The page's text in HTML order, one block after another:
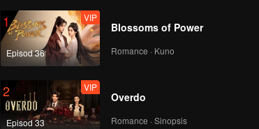
1
Episod 36
VIP
Blossoms of Power
Romance · Kuno
2
Episod 33
VIP
Overdo
Romance · Sinopsis